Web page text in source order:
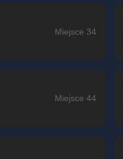
Miejsce 34
Miejsce 44